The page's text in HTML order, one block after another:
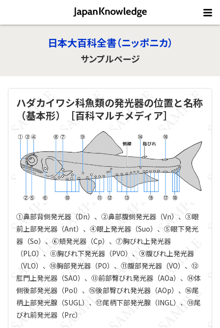
日本大百科全書（ニッポニカ）
サンプルページ
ハダカイワシ科魚類の発光器の位置と名称
（基本形）［百科マルチメディア］
①鼻部背側発光器（Dn）、②鼻部腹側発光器（Vn）、③眼
前上部発光器（Ant）、④眼上発光器（Suo）、⑤眼下発光
器（So）、⑥頬発光器（Cp）、⑦胸びれ上発光器
（PLO）、⑧胸びれ下発光器（PVO）、⑨腹びれ上発光器
（VLO）、⑩胸部発光器（PO）、⑪腹部発光器（VO）、⑫
肛門上発光器（SAO）、⑬前部臀びれ発光器（AOa）、⑭体
側後部発光器（Pol）、⑮後部臀びれ発光器（AOp）、⑯尾
柄上部発光腺（SUGL）、⑰尾柄下部発光腺（INGL）、⑱尾
びれ前発光器（Prc）